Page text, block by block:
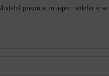
prezinta un aspect sidefat si